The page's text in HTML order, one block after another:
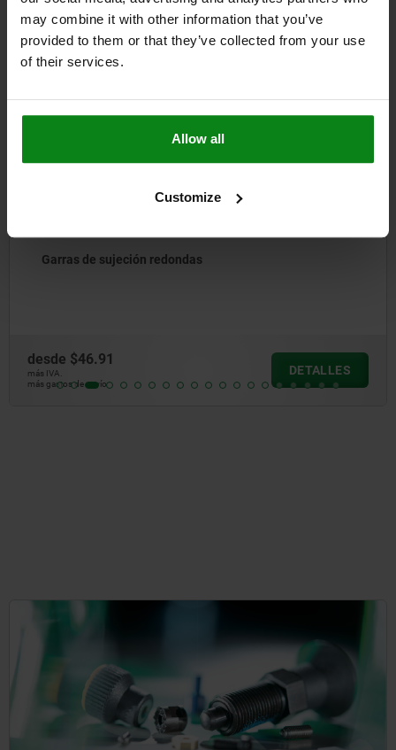
may combine it with other information that you’ve
provided to them or that they’ve collected from your use
of their services.
Allow all
Customize
compraron
Tornillos excéntricos de sujeción con
más gastos de envío